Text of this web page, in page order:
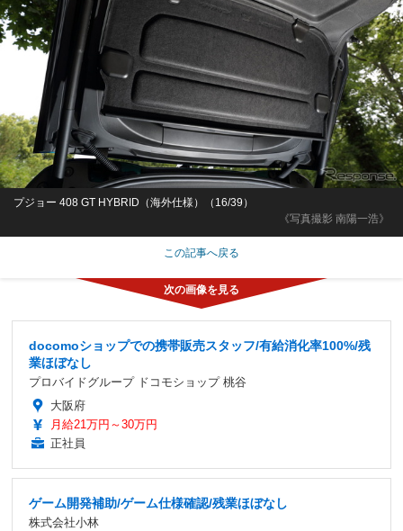
《写真撮影 南陽一浩》
プジョー 408 GT HYBRID（海外仕様）（16/39）
この記事へ戻る
docomoショップでの携帯販売スタッフ/有給消化率100%/残
業ほぼなし
プロバイドグループ ドコモショップ 桃谷
大阪府
月給21万円～30万円
正社員
ゲーム開発補助/ゲーム仕様確認/残業ほぼなし
株式会社小林